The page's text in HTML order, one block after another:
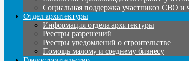
Социальная поддержка участников СВО и
Отдел архитектуры
Информация отдела архитектуры
Реестры разрешений
Реестры уведомлений о строительстве
Помощь малому и среднему бизнесу